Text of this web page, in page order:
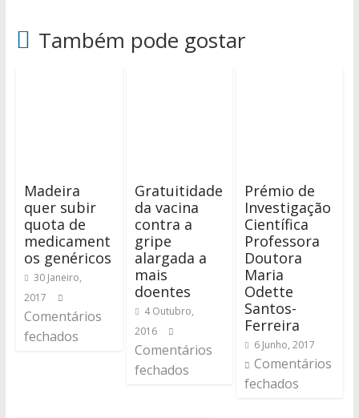
Também pode gostar
Madeira
quer subir
quota de
medicament
os genéricos
30 Janeiro,
2017
Comentários
fechados
Gratuitidade
da vacina
contra a
gripe
alargada a
mais
doentes
4 Outubro,
2016
Comentários
fechados
Prémio de
Investigação
Científica
Professora
Doutora
Maria
Odette
Santos-
Ferreira
6 Junho, 2017
Comentários
fechados